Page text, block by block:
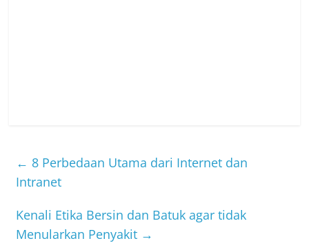
← 8 Perbedaan Utama dari Internet dan
Intranet
Kenali Etika Bersin dan Batuk agar tidak
Menularkan Penyakit →